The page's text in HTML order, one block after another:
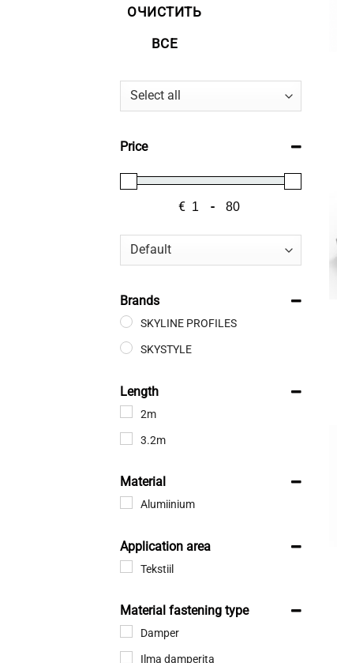
ОЧИСТИТЬ
ВСЕ
Price
€
Minimum Price
-
Maximum Price
Sort Products
Brands
SKYLINE PROFILES
SKYSTYLE
Length
2m
3.2m
Material
Alumiinium
Application area
Tekstiil
Material fastening type
Damper
Ilma damperita